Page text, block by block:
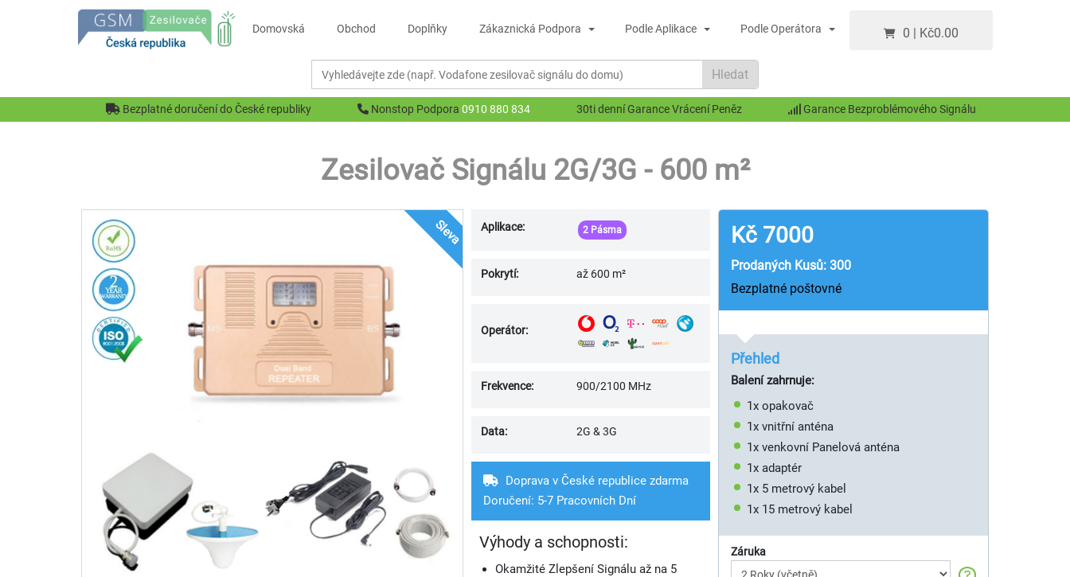
Domovská Obchod Doplňky Zákaznická Podpora Podle Aplikace Podle Operátora 0 | Kč0.00
Hledat
Bezplatné doručení do České republiky Nonstop Podpora 0910 880 834 30ti denní Garance Vrácení Peněz Garance Bezproblémového Signálu
Zesilovač Signálu 2G/3G - 600 m²
Sleva Aplikace: 2 Pásma
Pokrytí: až 600 m²
Operátor:
Frekvence: 900/2100 MHz
Data: 2G & 3G
Doprava v České republice zdarma
Doručení: 5-7 Pracovních Dní
Výhody a schopnosti:
Okamžité Zlepšení Signálu až na 5
Kč 7000
Prodaných Kusů: 300
Bezplatné poštovné
Přehled
Balení zahrnuje:
1x opakovač
1x vnitřní anténa
1x venkovní Panelová anténa
1x adaptér
1x 5 metrový kabel
1x 15 metrový kabel
Záruka